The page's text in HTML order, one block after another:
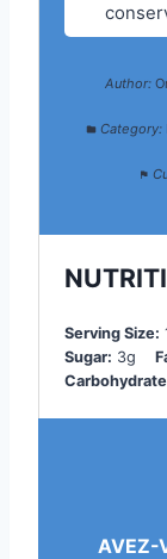
Author:
Category:
Serving Size:
Sugar: 3g
AVEZ-